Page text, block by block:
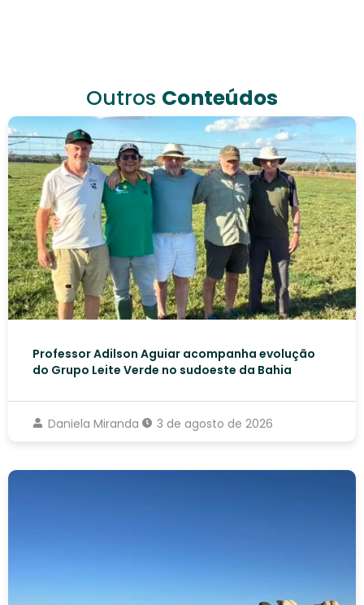
Outros Conteúdos
Professor Adilson Aguiar acompanha evolução
do Grupo Leite Verde no sudoeste da Bahia
Daniela Miranda 3 de agosto de 2026